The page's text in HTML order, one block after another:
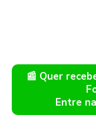
📰 Quer
Entre